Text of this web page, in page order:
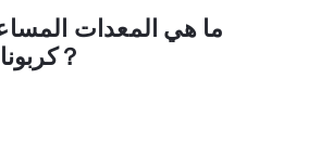
ما هي المعدات
كربونات الكالسيوم？